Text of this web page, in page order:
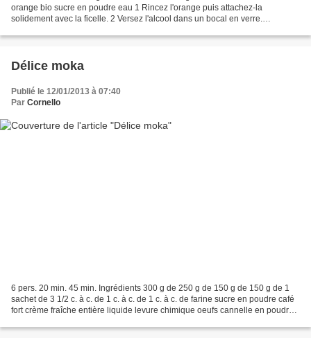
orange bio sucre en poudre eau 1 Rincez l'orange puis attachez-la
solidement avec la ficelle. 2 Versez l'alcool dans un bocal en verre.
Délice moka
Publié le 12/01/2013 à 07:40
Par Cornello
6 pers. 20 min. 45 min. Ingrédients 300 g de 250 g de 150 g de 150 g de 1
sachet de 3 1/2 c. à c. de 1 c. à c. de 1 c. à c. de farine sucre en poudre café
fort crème fraîche entière liquide levure chimique oeufs cannelle en poudre